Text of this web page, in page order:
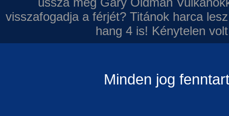
visszafogadja a férjét? Titánok harca
hang 4 is! Kénytelen
Minden jog